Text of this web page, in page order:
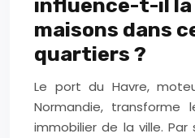
influence-t-il la
maisons dans
quartiers ?
Le port du Havre,
Normandie, transforme
immobilier de la ville.